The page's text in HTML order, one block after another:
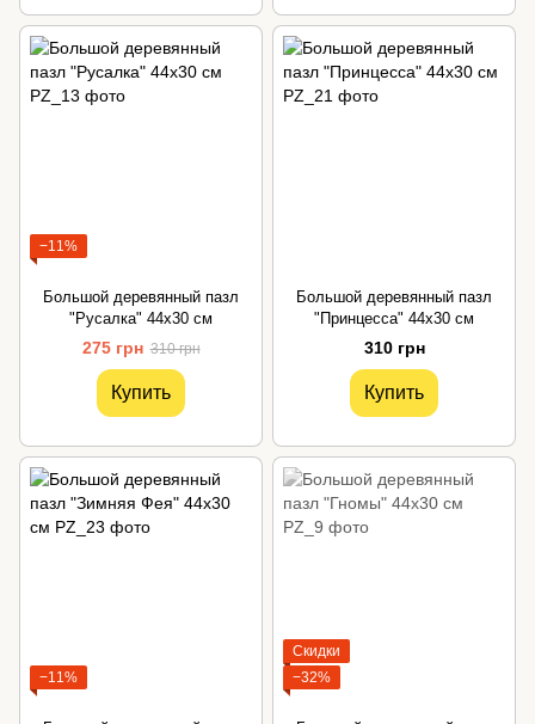
−11%
Большой деревянный пазл
"Русалка" 44х30 см
275 грн 310 грн
Купить
Большой деревянный пазл
"Принцесса" 44х30 см
310 грн
Купить
−11%
Скидки
−32%